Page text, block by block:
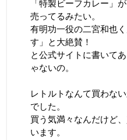
「特製ビーフカレー」
売ってるみたい。
有明功一役の二宮和也
す」と大絶賛！
と公式サイトに書いて
ゃないの。
レトルトなんて買わな
でした。
買う気満々なんだけど
います。